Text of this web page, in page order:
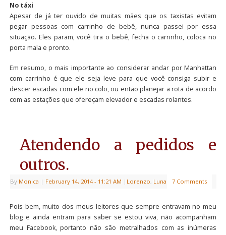
No táxi
Apesar de já ter ouvido de muitas mães que os taxistas evitam
pegar pessoas com carrinho de bebê, nunca passei por essa
situação. Eles param, você tira o bebê, fecha o carrinho, coloca no
porta mala e pronto.
Em resumo, o mais importante ao considerar andar por Manhattan
com carrinho é que ele seja leve para que você consiga subir e
descer escadas com ele no colo, ou então planejar a rota de acordo
com as estações que ofereçam elevador e escadas rolantes.
Atendendo a pedidos e
outros.
By Monica | February 14, 2014 - 11:21 AM | Lorenzo, Luna 7 Comments
Pois bem, muito dos meus leitores que sempre entravam no meu
blog e ainda entram para saber se estou viva, não acompanham
meu Facebook, portanto não são metralhados com as inúmeras